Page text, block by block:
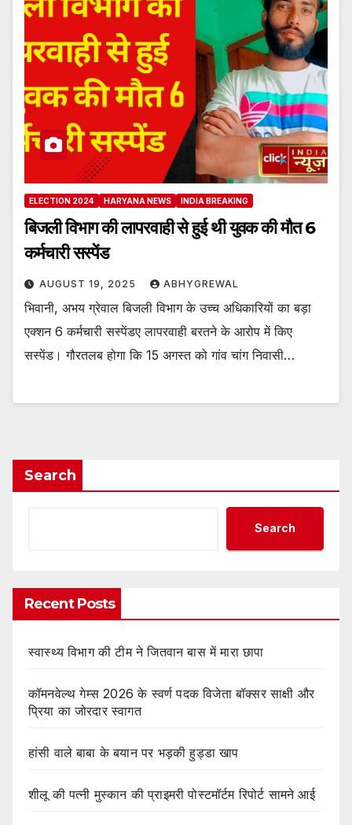
ELECTION 2024 HARYANA NEWS INDIA BREAKING
बिजली विभाग की लापरवाही से हुई थी युवक की मौत 6
कर्मचारी सस्पेंड
AUGUST 19, 2025 ABHYGREWAL
भिवानी, अभय ग्रेवाल बिजली विभाग के उच्च अधिकारियों का बड़ा
एक्शन 6 कर्मचारी सस्पेंडए लापरवाही बरतने के आरोप में किए
सस्पेंड। गौरतलब होगा कि 15 अगस्त को गांव चांग निवासी…
Search
Search
Recent Posts
स्वास्थ्य विभाग की टीम ने जितवान बास में मारा छापा
कॉमनवेल्थ गेम्स 2026 के स्वर्ण पदक विजेता बॉक्सर साक्षी और
प्रिया का जोरदार स्वागत
हांसी वाले बाबा के बयान पर भड़की हुड्डा खाप
शीलू की पत्नी मुस्कान की प्राइमरी पोस्टमॉर्टम रिपोर्ट सामने आई